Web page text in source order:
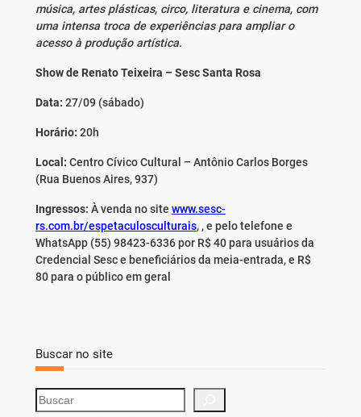
música, artes plásticas, circo, literatura e cinema, com
uma intensa troca de experiências para ampliar o
acesso à produção artística.
Show de Renato Teixeira – Sesc Santa Rosa
Data: 27/09 (sábado)
Horário: 20h
Local: Centro Cívico Cultural – Antônio Carlos Borges
(Rua Buenos Aires, 937)
Ingressos: À venda no site www.sesc-
rs.com.br/espetaculosculturais, , e pelo telefone e
WhatsApp (55) 98423-6336 por R$ 40 para usuários da
Credencial Sesc e beneficiários da meia-entrada, e R$
80 para o público em geral
Buscar no site
S
e